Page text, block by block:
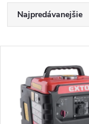
R
a
Najpredávanejšie
Abecedne